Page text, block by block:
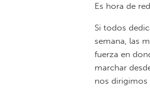
Es hora de
Si todos
semana, las
fuerza en
marchar
nos dirigimos